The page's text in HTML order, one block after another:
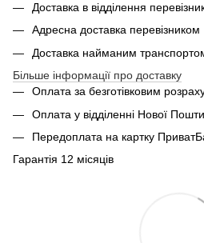
Доставка в відділення
Адресна доставка перевізником
Доставка найманим
Більше інформації про доставку
Оплата за безготівковим
Оплата у відділенні Нової
Передоплата на картку
Гарантія 12 місяців